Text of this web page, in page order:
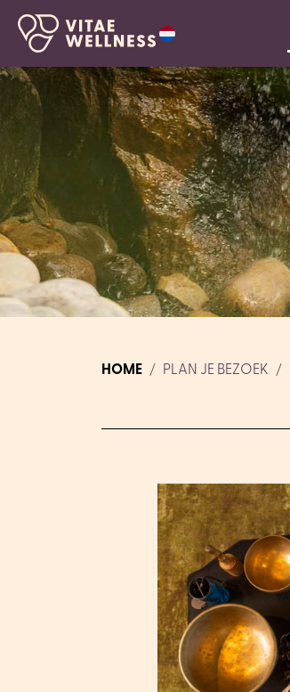
HOME PLAN JE BEZOEK